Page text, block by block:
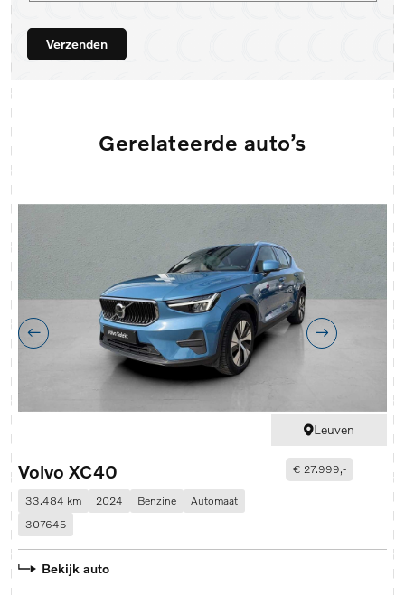
Verzenden
Gerelateerde auto’s
Leuven
Volvo XC40
33.484 km 2024 Benzine
Automaat
307645
€ 27.999,-
Bekijk auto